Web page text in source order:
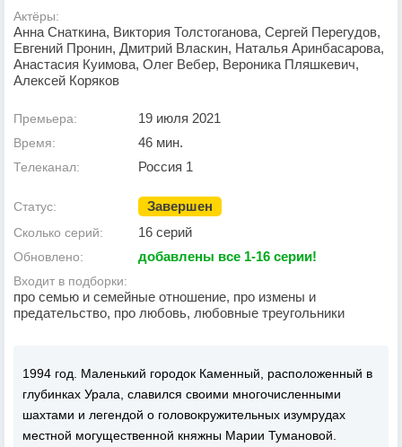
Актёры:
Анна Снаткина, Виктория Толстоганова, Сергей Перегудов,
Евгений Пронин, Дмитрий Власкин, Наталья Аринбасарова,
Анастасия Куимова, Олег Вебер, Вероника Пляшкевич,
Алексей Коряков
Премьера: 19 июля 2021
Время: 46 мин.
Телеканал: Россия 1
Статус: Завершен
Сколько серий: 16 серий
Обновлено: добавлены все 1-16 серии!
Входит в подборки:
про семью и семейные отношение, про измены и
предательство, про любовь, любовные треугольники
1994 год. Маленький городок Каменный, расположенный в
глубинках Урала, славился своими многочисленными
шахтами и легендой о головокружительных изумрудах
местной могущественной княжны Марии Тумановой.